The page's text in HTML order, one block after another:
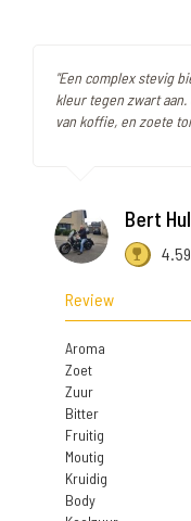
"Een complex stevig
kleur tegen zwart aan.
van koffie, en zoete
Bert
Review
Aroma
Zoet
Zuur
Bitter
Fruitig
Moutig
Kruidig
Body